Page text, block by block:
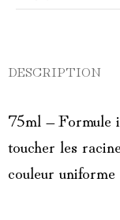
DESCRIPTION
75ml – Formule
toucher les
couleur